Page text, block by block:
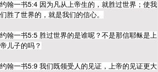
约翰一书5:4 因为凡从上帝生的，就胜过世界；使我
们胜了世界的，就是我们的信心。
约翰一书5:5 胜过世界的是谁呢？不是那信耶稣是上
帝儿子的吗？
约翰一书5:9 我们既领受人的见证，上帝的见证更大